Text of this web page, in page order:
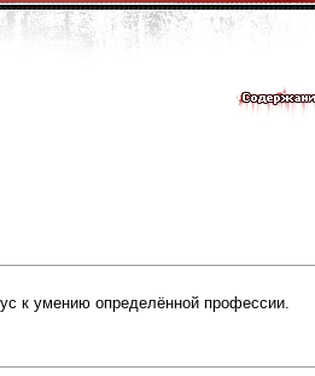
к умению определённой профессии.